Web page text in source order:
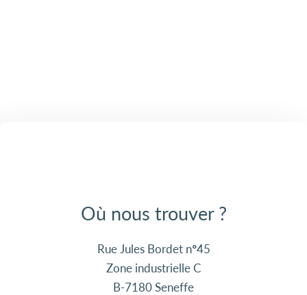
Où nous trouver ?
Rue Jules Bordet n°45
Zone industrielle C
B-7180 Seneffe